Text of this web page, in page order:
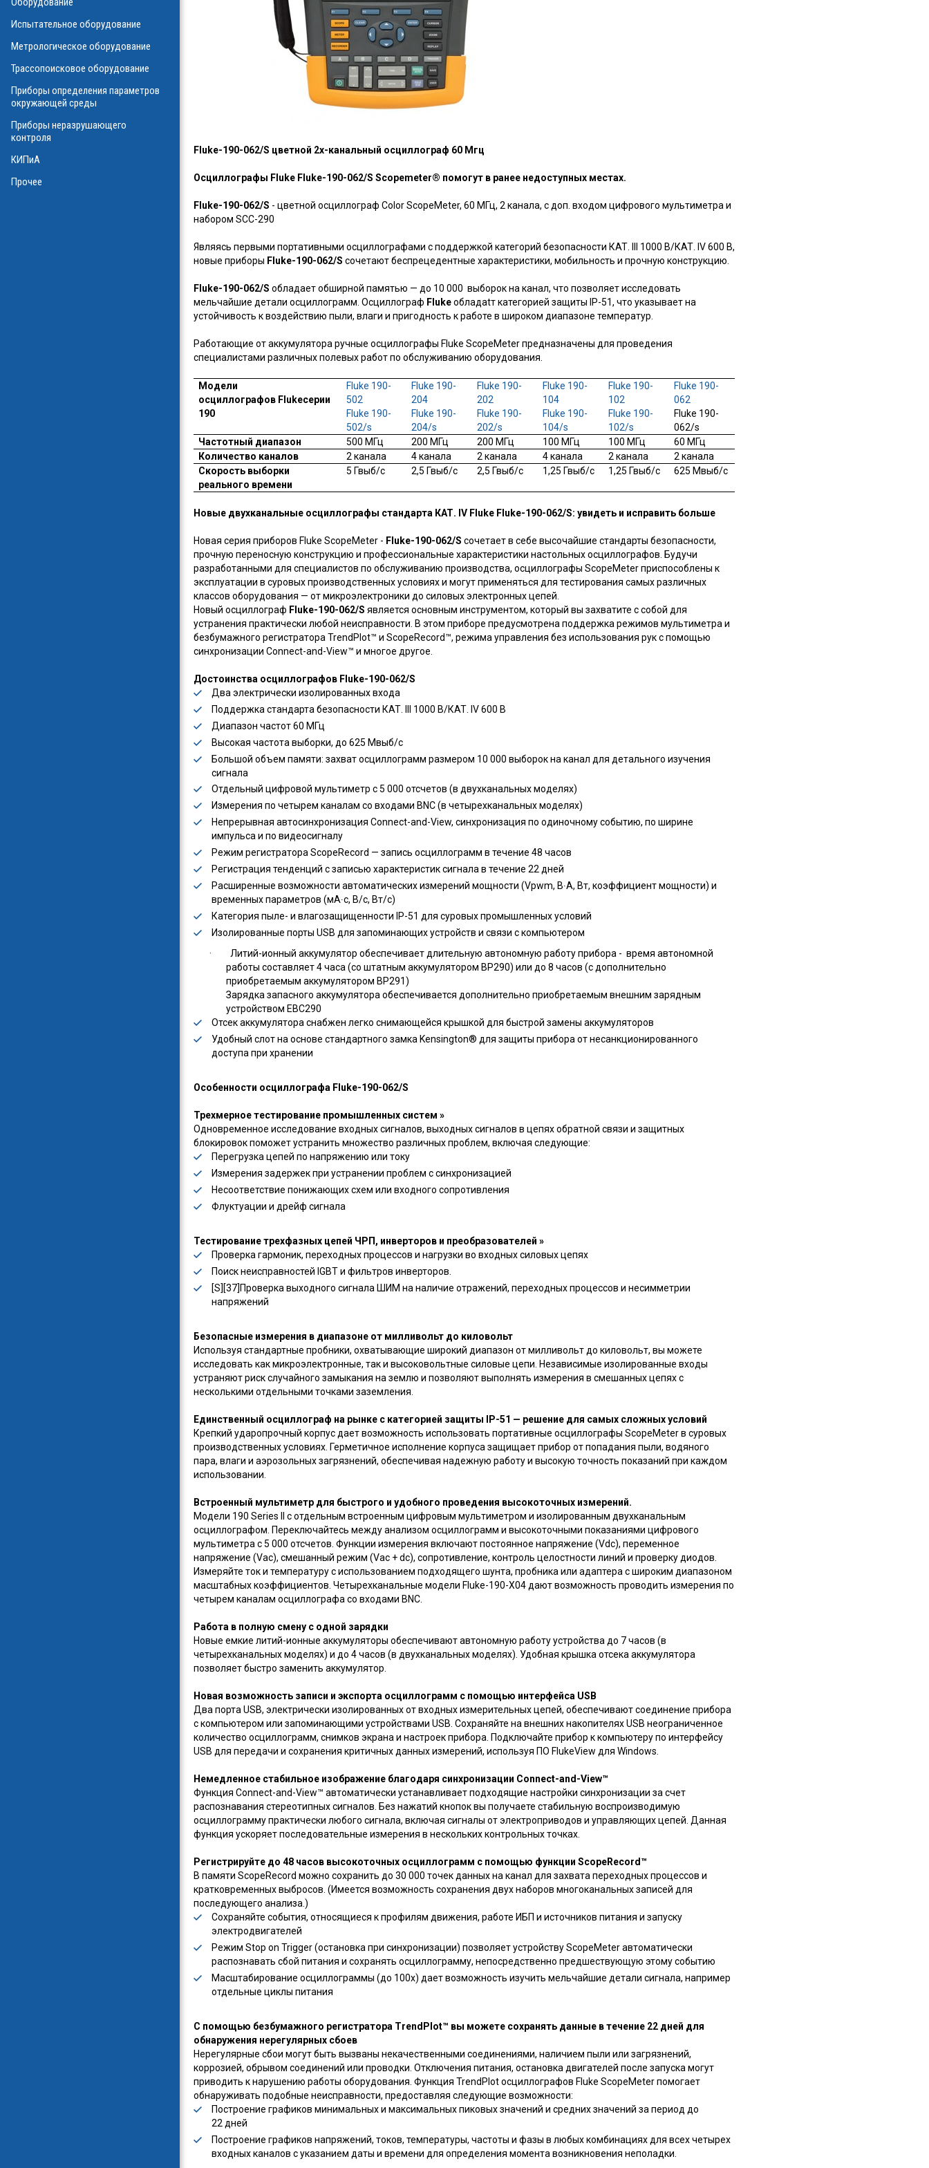
Fluke-190-062/S цветной 2х-канальный осциллограф 60 Мгц
Осциллографы Fluke Fluke-190-062/S Scopemeter® помогут в ранее недоступных местах.
Fluke-190-062/S - цветной осциллограф Color ScopeMeter, 60 МГц, 2 канала, с доп. входом цифрового мультиметра и
набором SCC-290
Являясь первыми портативными осциллографами с поддержкой категорий безопасности КАТ. III 1000 В/КАТ. IV 600 В,
новые приборы Fluke-190-062/S сочетают беспрецедентные характеристики, мобильность и прочную конструкцию.
Fluke-190-062/S обладает обширной памятью — до 10 000 выборок на канал, что позволяет исследовать
мельчайшие детали осциллограмм. Осциллограф Flukeобладаtт категорией защиты IP-51, что указывает на
устойчивость к воздействию пыли, влаги и пригодность к работе в широком диапазоне температур.
Работающие от аккумулятора ручные осциллографы Fluke ScopeMeter предназначены для проведения
специалистами различных полевых работ по обслуживанию оборудования.
Модели
осциллографов Flukeсерии
190
Fluke 190-
502
Fluke 190-
502/s
Fluke 190-
204
Fluke 190-
204/s
Fluke 190-
202
Fluke 190-
202/s
Fluke 190-
104
Fluke 190-
104/s
Fluke 190-
102
Fluke 190-
102/s
Fluke 190-
062
Fluke 190-
062/s
Частотный диапазон
500 МГц 200 МГц 200 МГц 100 МГц 100 МГц
60 МГц
Количество каналов
2 канала 4 канала 2 канала 4 канала 2 канала
2 канала
Скорость выборки
реального времени
5 Гвыб/с 2,5 Гвыб/с 2,5 Гвыб/с 1,25 Гвыб/с 1,25 Гвыб/с 625 Мвыб/с
Новые двухканальные осциллографы стандарта КАТ. IV Fluke Fluke-190-062/S: увидеть и исправить больше
Новая серия приборов Fluke ScopeMeter - Fluke-190-062/S сочетает в себе высочайшие стандарты безопасности,
прочную переносную конструкцию и профессиональные характеристики настольных осциллографов. Будучи
разработанными для специалистов по обслуживанию производства, осциллографы ScopeMeter приспособлены к
эксплуатации в суровых производственных условиях и могут применяться для тестирования самых различных
классов оборудования — от микроэлектроники до силовых электронных цепей.
Новый осциллограф Fluke-190-062/S является основным инструментом, который вы захватите с собой для
устранения практически любой неисправности. В этом приборе предусмотрена поддержка режимов мультиметра и
безбумажного регистратора TrendPlot™ и ScopeRecord™, режима управления без использования рук с помощью
синхронизации Connect-and-View™ и многое другое.
Достоинства осциллографов Fluke-190-062/S
Два электрически изолированных входа
Поддержка стандарта безопасности КАТ. III 1000 В/КАТ. IV 600 В
Диапазон частот 60 МГц
Высокая частота выборки, до 625 Мвыб/с
Большой объем памяти: захват осциллограмм размером 10 000 выборок на канал для детального изучения
сигнала
Отдельный цифровой мультиметр с 5 000 отсчетов (в двухканальных моделях)
Измерения по четырем каналам со входами BNC (в четырехканальных моделях)
Непрерывная автосинхронизация Connect-and-View, синхронизация по одиночному событию, по ширине
импульса и по видеосигналу
Режим регистратора ScopeRecord — запись осциллограмм в течение 48 часов
Регистрация тенденций с записью характеристик сигнала в течение 22 дней
Расширенные возможности автоматических измерений мощности (Vpwm, В∙А, Вт, коэффициент мощности) и
временных параметров (мА∙с, В/с, Вт/с)
Категория пыле- и влагозащищенности IP-51 для суровых промышленных условий
Изолированные порты USB для запоминающих устройств и связи с компьютером
· Литий-ионный аккумулятор обеспечивает длительную автономную работу прибора - время автономной
работы составляет 4 часа (со штатным аккумулятором BP290) или до 8 часов (с дополнительно
приобретаемым аккумулятором BP291)
Зарядка запасного аккумулятора обеспечивается дополнительно приобретаемым внешним зарядным
устройством EBC290
Отсек аккумулятора снабжен легко снимающейся крышкой для быстрой замены аккумуляторов
Удобный слот на основе стандартного замка Kensington® для защиты прибора от несанкционированного
доступа при хранении
Особенности осциллографа Fluke-190-062/S
Трехмерное тестирование промышленных систем »
Одновременное исследование входных сигналов, выходных сигналов в цепях обратной связи и защитных
блокировок поможет устранить множество различных проблем, включая следующие:
Перегрузка цепей по напряжению или току
Измерения задержек при устранении проблем с синхронизацией
Несоответствие понижающих схем или входного сопротивления
Флуктуации и дрейф сигнала
Тестирование трехфазных цепей ЧРП, инверторов и преобразователей »
Проверка гармоник, переходных процессов и нагрузки во входных силовых цепях
Поиск неисправностей IGBT и фильтров инверторов.
[S][37]Проверка выходного сигнала ШИМ на наличие отражений, переходных процессов и несимметрии
напряжений
Безопасные измерения в диапазоне от милливольт до киловольт
Используя стандартные пробники, охватывающие широкий диапазон от милливольт до киловольт, вы можете
исследовать как микроэлектронные, так и высоковольтные силовые цепи. Независимые изолированные входы
устраняют риск случайного замыкания на землю и позволяют выполнять измерения в смешанных цепях с
несколькими отдельными точками заземления.
Единственный осциллограф на рынке с категорией защиты IP-51 — решение для самых сложных условий
Крепкий ударопрочный корпус дает возможность использовать портативные осциллографы ScopeMeter в суровых
производственных условиях. Герметичное исполнение корпуса защищает прибор от попадания пыли, водяного
пара, влаги и аэрозольных загрязнений, обеспечивая надежную работу и высокую точность показаний при каждом
использовании.
Встроенный мультиметр для быстрого и удобного проведения высокоточных измерений.
Модели 190 Series II с отдельным встроенным цифровым мультиметром и изолированным двухканальным
осциллографом. Переключайтесь между анализом осциллограмм и высокоточными показаниями цифрового
мультиметра с 5 000 отсчетов. Функции измерения включают постоянное напряжение (Vdc), переменное
напряжение (Vac), смешанный режим (Vac + dc), сопротивление, контроль целостности линий и проверку диодов.
Измеряйте ток и температуру с использованием подходящего шунта, пробника или адаптера с широким диапазоном
масштабных коэффициентов. Четырехканальные модели Fluke-190-X04 дают возможность проводить измерения по
четырем каналам осциллографа со входами BNC.
Работа в полную смену с одной зарядки
Новые емкие литий-ионные аккумуляторы обеспечивают автономную работу устройства до 7 часов (в
четырехканальных моделях) и до 4 часов (в двухканальных моделях). Удобная крышка отсека аккумулятора
позволяет быстро заменить аккумулятор.
Новая возможность записи и экспорта осциллограмм с помощью интерфейса USB
Два порта USB, электрически изолированных от входных измерительных цепей, обеспечивают соединение прибора
с компьютером или запоминающими устройствами USB. Сохраняйте на внешних накопителях USB неограниченное
количество осциллограмм, снимков экрана и настроек прибора. Подключайте прибор к компьютеру по интерфейсу
USB для передачи и сохранения критичных данных измерений, используя ПО FlukeView для Windows.
Немедленное стабильное изображение благодаря синхронизации Connect-and-View™
Функция Connect-and-View™ автоматически устанавливает подходящие настройки синхронизации за счет
распознавания стереотипных сигналов. Без нажатий кнопок вы получаете стабильную воспроизводимую
осциллограмму практически любого сигнала, включая сигналы от электроприводов и управляющих цепей. Данная
функция ускоряет последовательные измерения в нескольких контрольных точках.
Регистрируйте до 48 часов высокоточных осциллограмм с помощью функции ScopeRecord™
В памяти ScopeRecord можно сохранить до 30 000 точек данных на канал для захвата переходных процессов и
кратковременных выбросов. (Имеется возможность сохранения двух наборов многоканальных записей для
последующего анализа.)
Сохраняйте события, относящиеся к профилям движения, работе ИБП и источников питания и запуску
электродвигателей
Режим Stop on Trigger (остановка при синхронизации) позволяет устройству ScopeMeter автоматически
распознавать сбой питания и сохранять осциллограмму, непосредственно предшествующую этому событию
Масштабирование осциллограммы (до 100x) дает возможность изучить мельчайшие детали сигнала, например
отдельные циклы питания
С помощью безбумажного регистратора TrendPlot™ вы можете сохранять данные в течение 22 дней для
обнаружения нерегулярных сбоев
Нерегулярные сбои могут быть вызваны некачественными соединениями, наличием пыли или загрязнений,
коррозией, обрывом соединений или проводки. Отключения питания, остановка двигателей после запуска могут
приводить к нарушению работы оборудования. Функция TrendPlot осциллографов Fluke ScopeMeter помогает
обнаруживать подобные неисправности, предоставляя следующие возможности:
Построение графиков минимальных и максимальных пиковых значений и средних значений за период до
22 дней
Построение графиков напряжений, токов, температуры, частоты и фазы в любых комбинациях для всех четырех
входных каналов с указанием даты и времени для определения момента возникновения неполадки.
Испытательное оборудование
Метрологическое оборудование
Трассопоисковое оборудование
Приборы определения параметров
окружающей среды
Приборы неразрушающего
контроля
КИПиА
Прочее
оборудования
масле
физических